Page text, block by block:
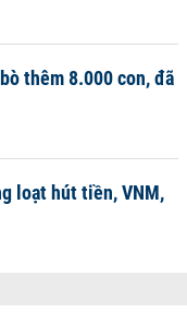
thêm 8.000 con, đã
loạt hút tiền, VNM,